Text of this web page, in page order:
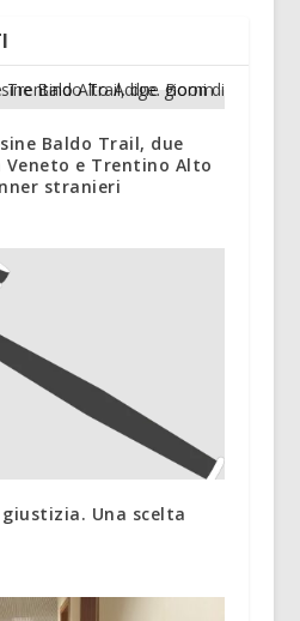
Baldo Trail, due
e Trentino Alto
stranieri
Una scelta